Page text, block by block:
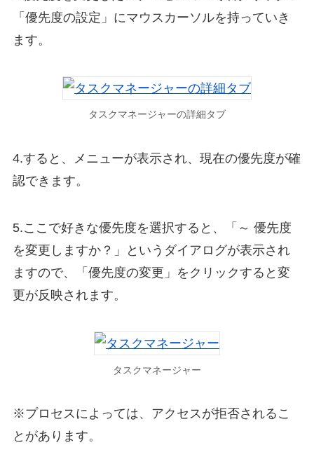
「優先度の設定」にマウスカーソルを持っていき
ます。
タスクマネージャーの詳細タブ
4.すると、メニューが表示され、現在の優先度が確
認できます。
5.ここで好きな優先度を選択すると、「～ 優先度
を変更しますか？」というダイアログが表示され
ますので、「優先度の変更」をクリックすると変
更が反映されます。
タスクマネージャー
※プロセスによっては、アクセスが拒否されるこ
とがあります。